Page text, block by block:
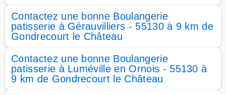
Contactez une bonne Boulangerie
patisserie à Gérauvilliers - 55130 à 9 km de
Gondrecourt le Château
Contactez une bonne Boulangerie
patisserie à Luméville en Ornois - 55130 à
9 km de Gondrecourt le Château